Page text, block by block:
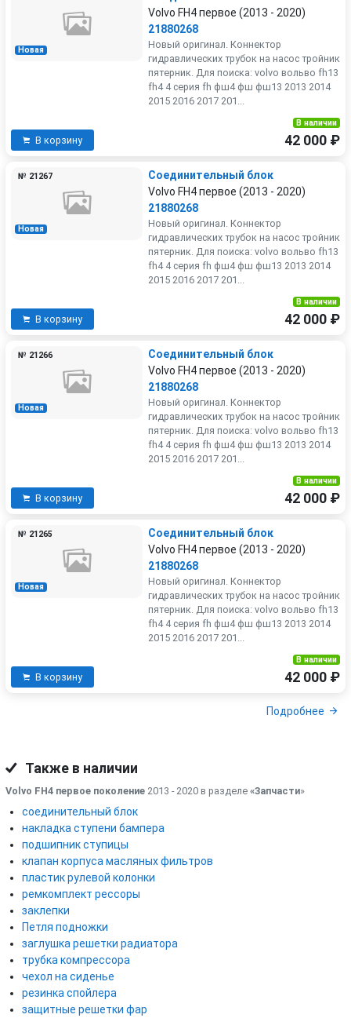
Новая
Volvo FH4 первое (2013 - 2020)
21880268
Новый оригинал. Коннектор
гидравлических трубок на насос тройник
пятерник. Для поиска: volvo вольво fh13
fh4 4 серия fh фш4 фш фш13 2013 2014
2015 2016 2017 201...
В корзину
В наличии
42 000 ₽
Новая
№ 21267
Соединительный блок
Volvo FH4 первое (2013 - 2020)
21880268
Новый оригинал. Коннектор
гидравлических трубок на насос тройник
пятерник. Для поиска: volvo вольво fh13
fh4 4 серия fh фш4 фш фш13 2013 2014
2015 2016 2017 201...
В корзину
В наличии
42 000 ₽
Новая
№ 21266
Соединительный блок
Volvo FH4 первое (2013 - 2020)
21880268
Новый оригинал. Коннектор
гидравлических трубок на насос тройник
пятерник. Для поиска: volvo вольво fh13
fh4 4 серия fh фш4 фш фш13 2013 2014
2015 2016 2017 201...
В корзину
В наличии
42 000 ₽
Новая
№ 21265
Соединительный блок
Volvo FH4 первое (2013 - 2020)
21880268
Новый оригинал. Коннектор
гидравлических трубок на насос тройник
пятерник. Для поиска: volvo вольво fh13
fh4 4 серия fh фш4 фш фш13 2013 2014
2015 2016 2017 201...
В корзину
В наличии
42 000 ₽
Подробнее
Также в наличии
Volvo FH4 первое поколение 2013 - 2020 в разделе «Запчасти»
соединительный блок
накладка ступени бампера
подшипник ступицы
клапан корпуса масляных фильтров
пластик рулевой колонки
ремкомплект рессоры
заклепки
Петля подножки
заглушка решетки радиатора
трубка компрессора
чехол на сиденье
резинка спойлера
защитные решетки фар